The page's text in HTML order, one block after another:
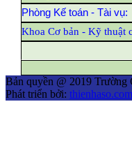
Phòng Kế toán - Tài vụ:
Khoa Cơ bản - Kỹ thuật
Bản quyền @ 2019
Phát triển bởi: thienhaso.com